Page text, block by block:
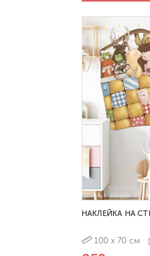
НАКЛЕЙКА НА
100 х 70 см